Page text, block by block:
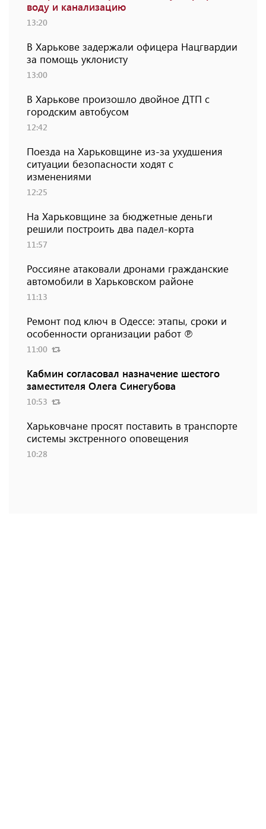
воду и канализацию
13:20
В Харькове задержали офицера Нацгвардии
за помощь уклонисту
13:00
В Харькове произошло двойное ДТП с
городским автобусом
12:42
Поезда на Харьковщине из-за ухудшения
ситуации безопасности ходят с
изменениями
12:25
На Харьковщине за бюджетные деньги
решили построить два падел-корта
11:57
Россияне атаковали дронами гражданские
автомобили в Харьковском районе
11:13
Ремонт под ключ в Одессе: этапы, сроки и
особенности организации работ ℗
11:00
Кабмин согласовал назначение шестого
заместителя Олега Синегубова
10:53
Харьковчане просят поставить в транспорте
системы экстренного оповещения
10:28